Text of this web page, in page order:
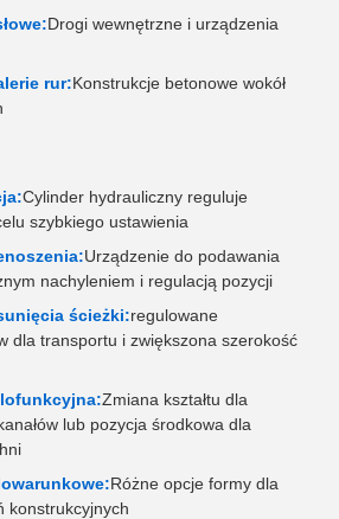
Drogi wewnętrzne i urządzenia
rur:Konstrukcje betonowe wokół
Cylinder hydrauliczny reguluje
szybkiego ustawienia
Urządzenie do podawania
nachyleniem i regulacją pozycji
ścieżki:regulowane
dla transportu i zwiększona szerokość
Zmiana kształtu dla
lub pozycja środkowa dla
Różne opcje formy dla
konstrukcyjnych